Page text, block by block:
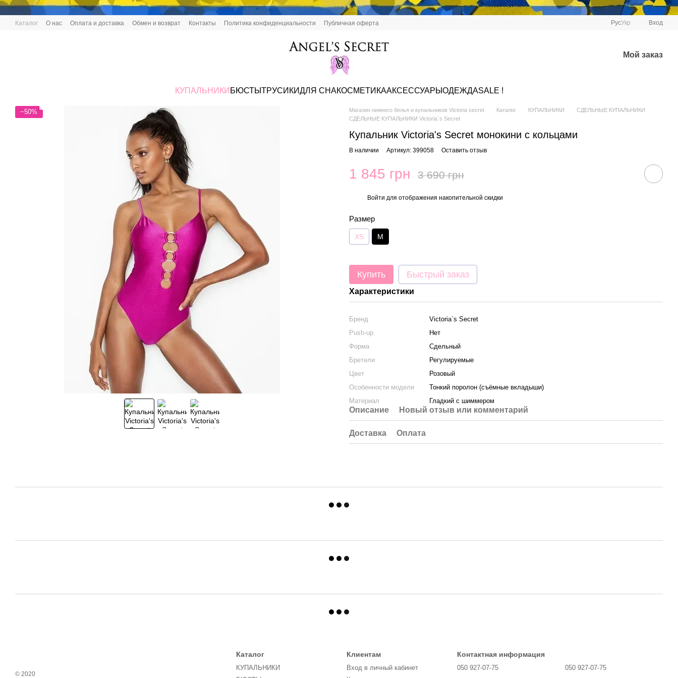
Перейти к основному контенту
Каталог О нас Оплата и доставка Обмен и возврат Контакты Политика конфиденциальности Публичная оферта РусУкр Вход
Мой заказ
КУПАЛЬНИКИ БЮСТЫ ТРУСИКИДЛЯ СНАКОСМЕТИКААКСЕССУАРЫ ОДЕЖДАSALE !
−50% Магазин нижнего белья и купальников Victoria secret Каталог КУПАЛЬНИКИ
СДЕЛЬНЫЕ КУПАЛЬНИКИ
СДЕЛЬНЫЕ КУПАЛЬНИКИ Victoria`s Secret
Купальник Victoria's Secret монокини с кольцами
В наличии Артикул: 399058 Оставить отзыв
1 845 грн 3 690 грн
Войти для отображения накопительной скидки
Размер
XS M
Купить Быстрый заказ
Характеристики
Бренд
Victoria`s Secret
Push-up
Нет
Форма
Сдельный
Бретели
Регулируемые
Цвет
Розовый
Особенности модели
Тонкий поролон (съёмные вкладыши)
Материал
Гладкий с шиммером
Описание Новый отзыв или комментарий
Доставка Оплата
© 2020
Каталог
КУПАЛЬНИКИ
Клиентам
Вход в личный кабинет
Контактная информация
050 927-07-75
050 927-07-75